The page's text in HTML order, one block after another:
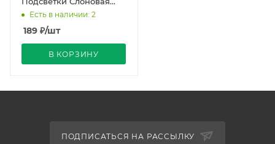
Кость IP20 10А 250В Уют
Bylectrica
Есть в наличии: 2
189 ₽/шт
В КОРЗИНУ
ПОДПИСАТЬСЯ НА РАССЫЛКУ